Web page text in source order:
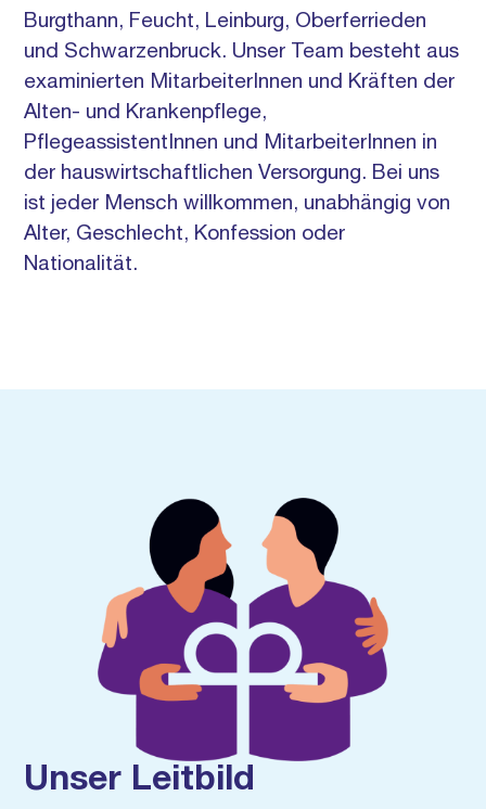
Burgthann, Feucht, Leinburg, Oberferrieden
und Schwarzenbruck. Unser Team besteht aus
examinierten MitarbeiterInnen und Kräften der
Alten- und Krankenpflege,
PflegeassistentInnen und MitarbeiterInnen in
der hauswirtschaftlichen Versorgung. Bei uns
ist jeder Mensch willkommen, unabhängig von
Alter, Geschlecht, Konfession oder
Nationalität.
Unser Leitbild